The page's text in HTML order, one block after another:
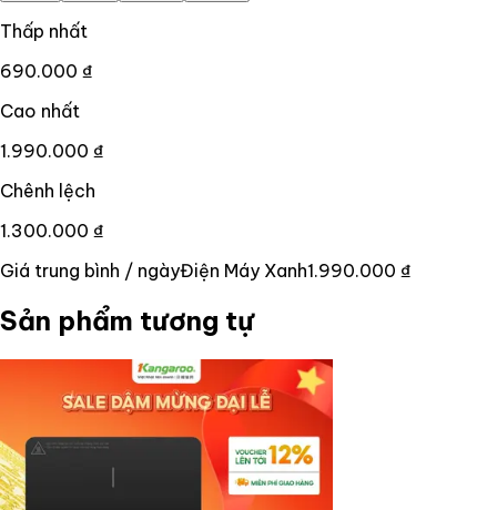
Thấp nhất
690.000 ₫
Cao nhất
1.990.000 ₫
Chênh lệch
1.300.000 ₫
Giá trung bình / ngàyĐiện Máy Xanh1.990.000 ₫
Sản phẩm tương tự